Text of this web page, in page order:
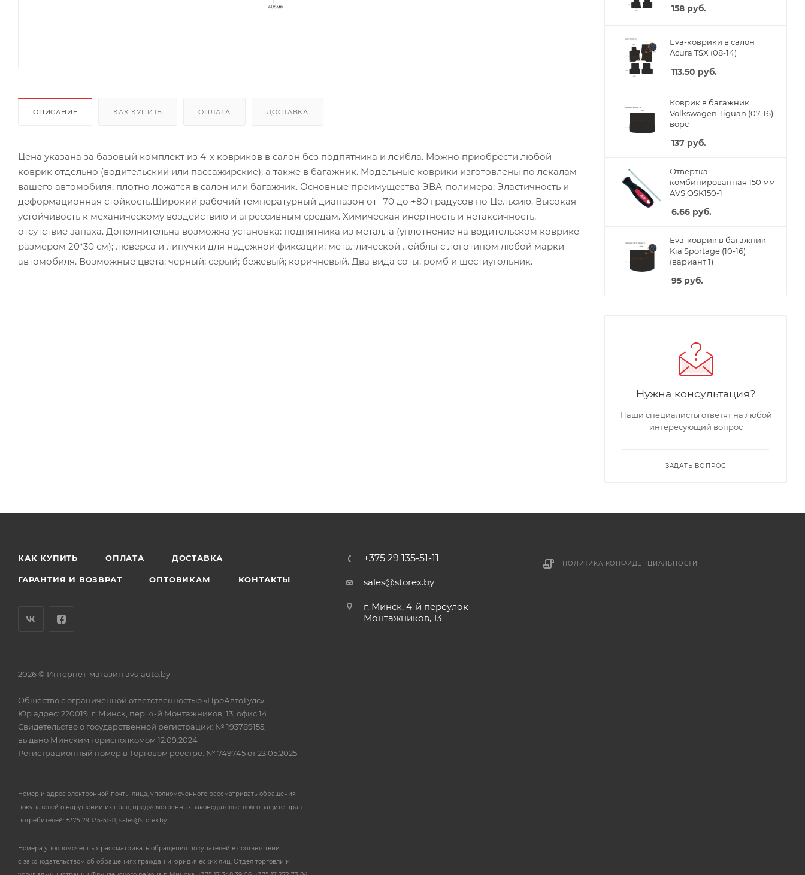
ОПИСАНИЕ КАК КУПИТЬ ОПЛАТА ДОСТАВКА
Цена указана за базовый комплект из 4-х ковриков в салон без подпятника и лейбла. Можно приобрести любой
коврик отдельно (водительский или пассажирские), а также в багажник. Модельные коврики изготовлены по лекалам
вашего автомобиля, плотно ложатся в салон или багажник. Основные преимущества ЭВА-полимера: Эластичность и
деформационная стойкость.Широкий рабочий температурный диапазон от -70 до +80 градусов по Цельсию. Высокая
устойчивость к механическому воздействию и агрессивным средам. Химическая инертность и нетаксичность,
отсутствие запаха. Дополнительна возможна установка: подпятника из металла (уплотнение на водительском коврике
размером 20*30 см); люверса и липучки для надежной фиксации; металлической лейблы с логотипом любой марки
автомобиля. Возможные цвета: черный; серый; бежевый; коричневый. Два вида соты, ромб и шестиугольник.
158 руб.
Eva-коврики в салон
Acura TSX (08-14)
113.50 руб.
Коврик в багажник
Volkswagen Tiguan (07-16)
ворс
137 руб.
Отвертка
комбинированная 150 мм
AVS OSK150-1
6.66 руб.
Eva-коврик в багажник
Kia Sportage (10-16)
(вариант 1)
95 руб.
Нужна консультация?
Наши специалисты ответят на любой
интересующий вопрос
ЗАДАТЬ ВОПРОС
КАК КУПИТЬ ОПЛАТА ДОСТАВКА
ГАРАНТИЯ И ВОЗВРАТ ОПТОВИКАМ КОНТАКТЫ
+375 29 135-51-11
sales@storex.by
г. Минск, 4-й переулок
Монтажников, 13
ПОЛИТИКА КОНФИДЕНЦИАЛЬНОСТИ
2026 © Интернет-магазин avs-auto.by
Общество с ограниченной ответственностью «ПроАвтоТулс»
Юр.адрес: 220019, г. Минск, пер. 4-й Монтажников, 13, офис 14
Свидетельство о государственной регистрации: № 193789155,
выдано Минским горисполкомом 12.09.2024
Регистрационный номер в Торговом реестре: № 749745 от 23.05.2025
Номер и адрес электронной почты лица, уполномоченного рассматривать обращения
покупателей о нарушении их прав, предусмотренных законодательством о защите прав
потребителей: +375 29 135-51-11, sales@storex.by
Номера уполномоченных рассматривать обращения покупателей в соответствии
с законодательством об обращениях граждан и юридических лиц: Отдел торговли и